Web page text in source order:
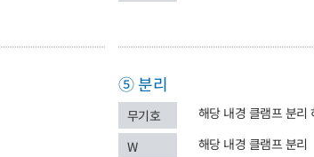
⑤ 분리
무기호
해당 내경 클램프 분리
W
해당 내경 클램프 분리